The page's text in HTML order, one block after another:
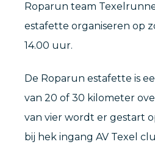
Roparun team
estafette organiseren op
14.00 uur.
De Roparun estafette is
van 20 of 30 kilometer
van vier wordt er gestart
bij hek ingang AV Texel